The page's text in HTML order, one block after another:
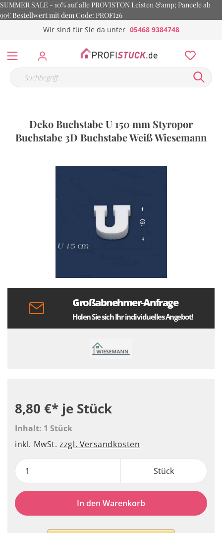
SUMMER SALE - 10% auf alle PROVISTON Leisten &amp; Paneele ab
99€ Bestellwert mit dem Code: PROFI26
Wir sind für Sie da unter 05468 9384748
Deko Buchstabe U 150 mm Styropor
Buchstabe 3D Buchstabe Weiß Wiesemann
Großabnehmer-Anfrage
Holen Sie sich Ihr individuelles Angebot!
8,80 €* je Stück
Inhalt: 1 Stück
inkl. MwSt.zzgl. Versandkosten
Stück
In den Warenkorb